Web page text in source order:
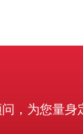
，为您量身